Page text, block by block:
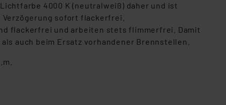
4000 K (neutralweiß) daher und ist
sofort flackerfrei.
flackerfrei und arbeiten stets flimmerfrei. Damit
auch beim Ersatz vorhandener Brennstellen.